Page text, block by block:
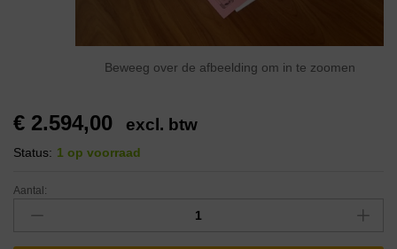
Beweeg over de afbeelding om in te zoomen
€ 2.594,00 excl. btw
Status: 1 op voorraad
Aantal: